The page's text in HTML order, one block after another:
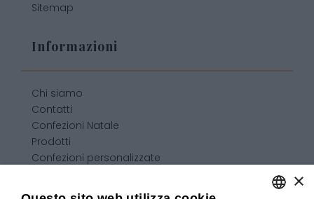
Sitemap
Informazioni
Chi siamo
Contatti
Confezioni Natale
Prodotti
Confezioni personalizzate
×